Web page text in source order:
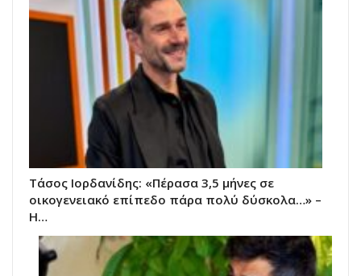
Τάσος Ιορδανίδης: «Πέρασα 3,5 μήνες σε
οικογενειακό επίπεδο πάρα πολύ δύσκολα…» –
Η…